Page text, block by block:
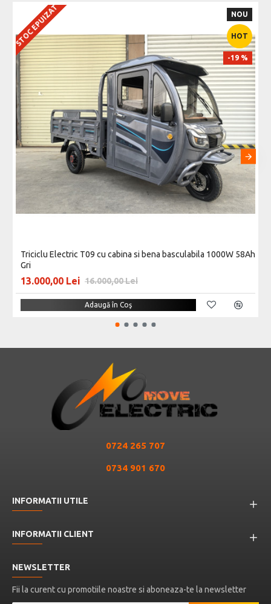
NOU
HOT
-19 %
STOC EPUIZAT
Triciclu Electric T09 cu cabina si bena basculabila 1000W 58Ah
Gri
13.000,00 Lei 16.000,00 Lei
Adaugă în Coş
0724 265 707
0734 901 670
INFORMATII UTILE
INFORMATII CLIENT
NEWSLETTER
Fii la curent cu promotiile noastre si aboneaza-te la newsletter